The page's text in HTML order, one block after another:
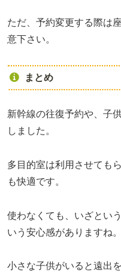
ただ、予約変更する際は
意下さい。
まとめ
新幹線の往復予約や、子
しました。
多目的室は利用させても
も快適です。
使わなくても、いざとい
いう安心感がありますね。
小さな子供がいると遠出